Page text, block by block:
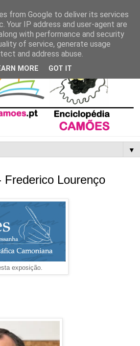
▼
Frederico Lourenço
exposição.
from Google to deliver its services
Your IP address and user-agent are
with performance and security
of service, generate usage
and address abuse.
MORE GOT IT